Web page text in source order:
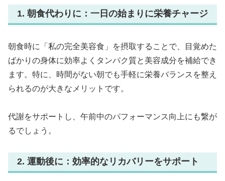
1. 朝食代わりに：一日の始まりに栄養チャージ
朝食時に「私の完全美容食」を摂取することで、目覚めた
ばかりの身体に効率よくタンパク質と美容成分を補給でき
ます。特に、時間がない朝でも手軽に栄養バランスを整え
られるのが大きなメリットです。
代謝をサポートし、午前中のパフォーマンス向上にも繋が
るでしょう。
2. 運動後に：効率的なリカバリーをサポート